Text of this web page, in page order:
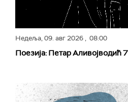
Недеља,09. авг 2026, 08:00
Поезија: Петар Аливојводић 7